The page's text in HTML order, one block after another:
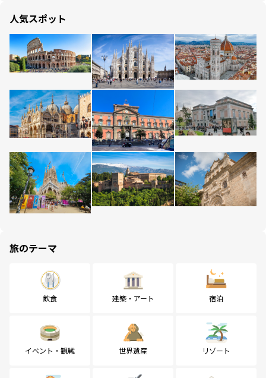
人気スポット
旅のテーマ
飲食 建築・アート 宿泊
イベント・観戦 世界遺産 リゾート